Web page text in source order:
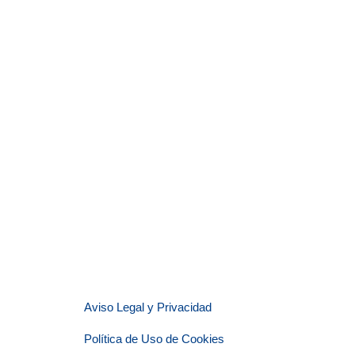
Aviso Legal y Privacidad
Política de Uso de Cookies